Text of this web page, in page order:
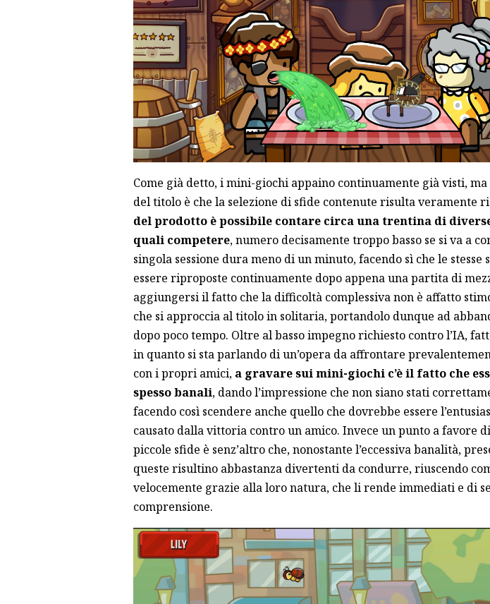
Come già detto, i mini-giochi appaino continuamente già visti,
del titolo è che la selezione di sfide contenute risulta veramente
del prodotto è possibile contare circa una trentina di
quali competere, numero decisamente troppo basso se si va a
singola sessione dura meno di un minuto, facendo sì che le
essere riproposte continuamente dopo appena una partita di
aggiungersi il fatto che la difficoltà complessiva non è affatto
che si approccia al titolo in solitaria, portandolo dunque ad
dopo poco tempo. Oltre al basso impegno richiesto contro l’IA,
in quanto si sta parlando di un’opera da affrontare
con i propri amici, a gravare sui mini-giochi c’è il fatto che
spesso banali, dando l’impressione che non siano stati
facendo così scendere anche quello che dovrebbe essere
causato dalla vittoria contro un amico. Invece un punto a favore
piccole sfide è senz’altro che, nonostante l’eccessiva banalità,
queste risultino abbastanza divertenti da condurre, riuscendo
velocemente grazie alla loro natura, che li rende immediati e di
comprensione.